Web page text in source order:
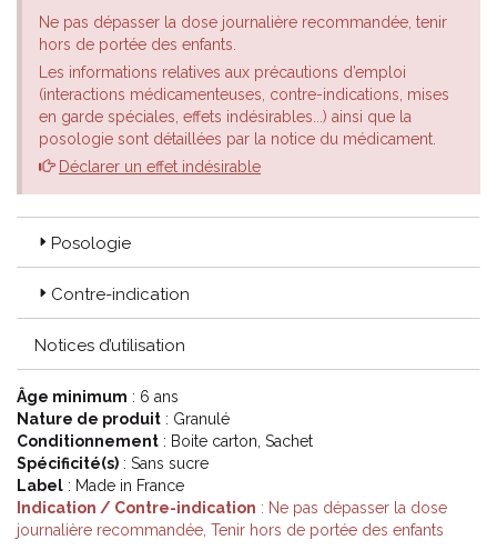
Ne pas dépasser la dose journalière recommandée, tenir
hors de portée des enfants.
Les informations relatives aux précautions d’emploi
(interactions médicamenteuses, contre-indications, mises
en garde spéciales, effets indésirables...) ainsi que la
posologie sont détaillées par la notice du médicament.
Déclarer un effet indésirable
Posologie
Contre-indication
Notices d’utilisation
Âge minimum : 6 ans
Nature de produit : Granulé
Conditionnement : Boite carton, Sachet
Spécificité(s) : Sans sucre
Label : Made in France
Indication / Contre-indication : Ne pas dépasser la dose
journalière recommandée, Tenir hors de portée des enfants